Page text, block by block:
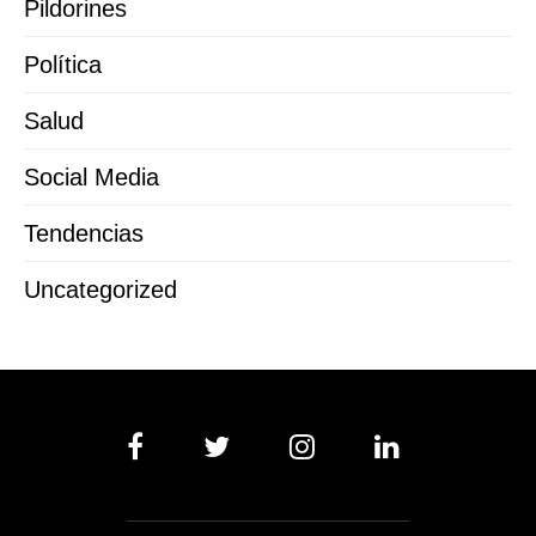
Pildorines
Política
Salud
Social Media
Tendencias
Uncategorized